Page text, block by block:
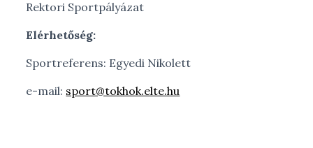
Rektori Sportpályázat
Elérhetőség:
Sportreferens: Egyedi Nikolett
e-mail: sport@tokhok.elte.hu